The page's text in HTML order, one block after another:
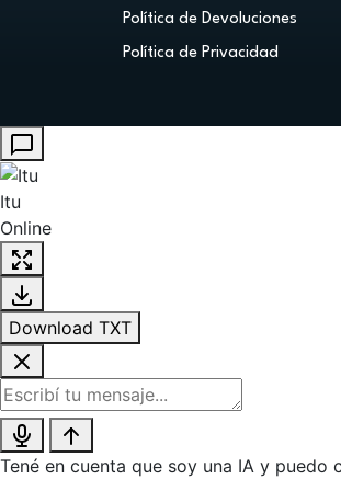
Política de Devoluciones
Política de Privacidad
Itu
Online
Download TXT
Tené en cuenta que soy una IA y puedo